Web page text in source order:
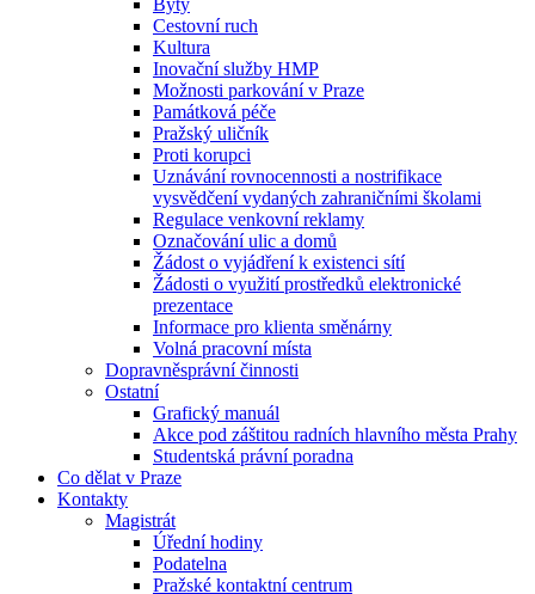
Byty
Cestovní ruch
Kultura
Inovační služby HMP
Možnosti parkování v Praze
Památková péče
Pražský uličník
Proti korupci
Uznávání rovnocennosti a nostrifikace
vysvědčení vydaných zahraničními školami
Regulace venkovní reklamy
Označování ulic a domů
Žádost o vyjádření k existenci sítí
Žádosti o využití prostředků elektronické
prezentace
Informace pro klienta směnárny
Volná pracovní místa
Dopravněsprávní činnosti
Ostatní
Grafický manuál
Akce pod záštitou radních hlavního města Prahy
Studentská právní poradna
Co dělat v Praze
Kontakty
Magistrát
Úřední hodiny
Podatelna
Pražské kontaktní centrum